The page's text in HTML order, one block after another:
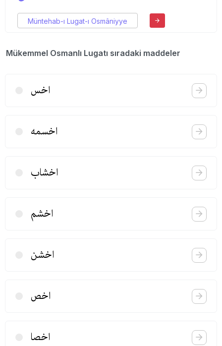
Müntehab-ı Lugat-ı Osmâniyye
Mükemmel Osmanlı Lugatı sıradaki maddeler
اخس
اخسمه
اخشاب
اخشم
اخشن
اخص
اخصا